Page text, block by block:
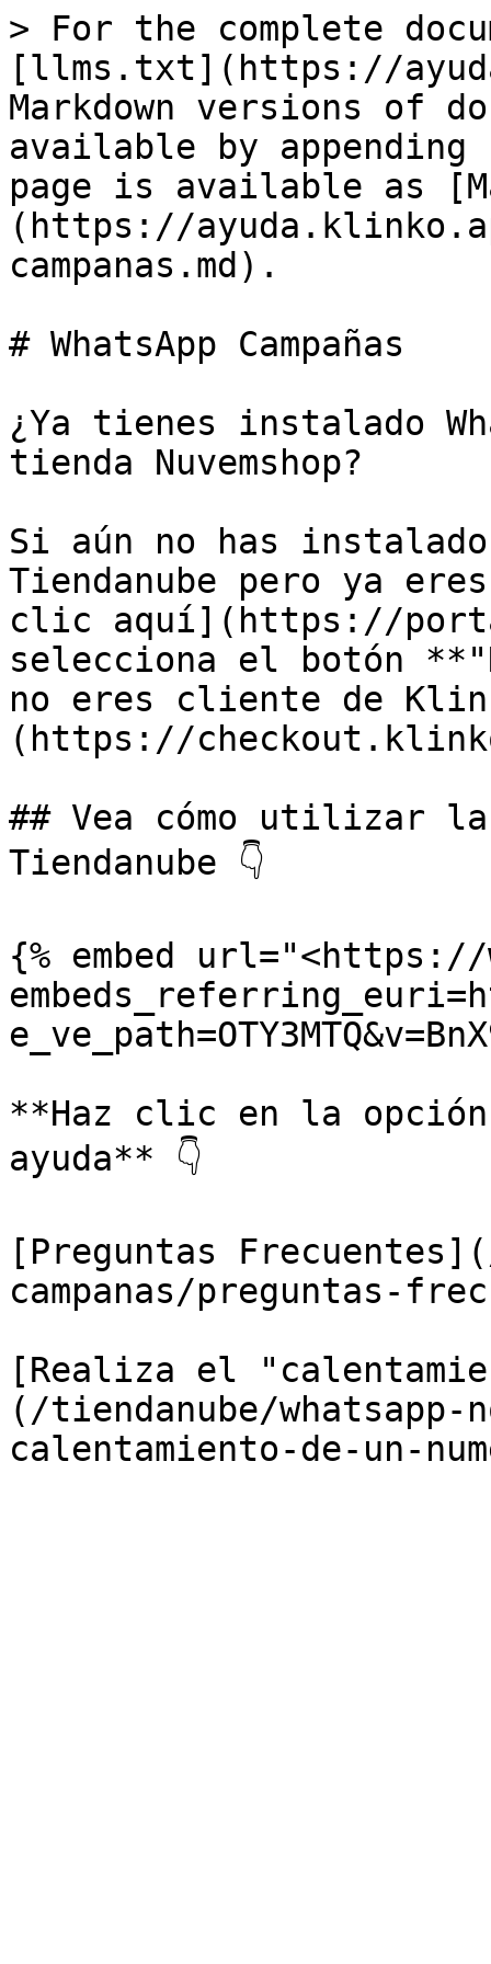
> For the complete
[llms.txt](https://
Markdown versions of
available by
page is available as
(https://
campanas.md).
# WhatsApp Campañas
¿Ya tienes instalado
tienda Nuvemshop?
Si aún no has instalado
Tiendanube pero ya
clic aquí](https://
selecciona el botón
no eres cliente de
(https://
## Vea cómo utilizar las
Tiendanube 👇
{% embed url="<https://
**Haz clic en la
ayuda** 👇
[Preguntas
campanas/preguntas-
[Realiza el
(/tiendanube/